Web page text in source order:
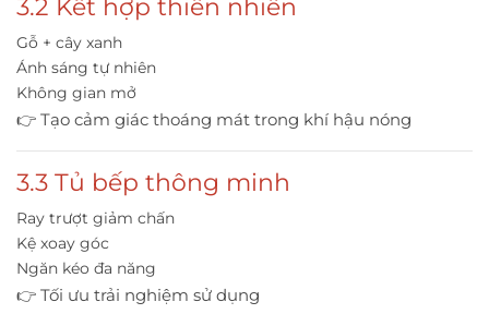
3.2 Kết hợp thiên nhiên
Gỗ + cây xanh
Ánh sáng tự nhiên
Không gian mở
👉 Tạo cảm giác thoáng mát trong khí hậu nóng
3.3 Tủ bếp thông minh
Ray trượt giảm chấn
Kệ xoay góc
Ngăn kéo đa năng
👉 Tối ưu trải nghiệm sử dụng